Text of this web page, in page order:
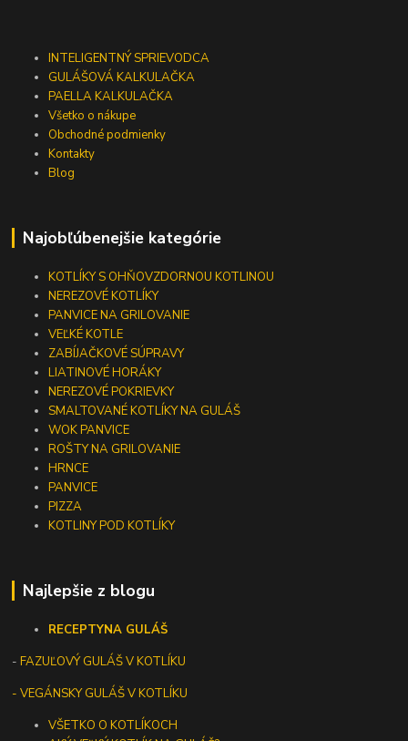
INTELIGENTNÝ SPRIEVODCA
GULÁŠOVÁ KALKULAČKA
PAELLA KALKULAČKA
Všetko o nákupe
Obchodné podmienky
Kontakty
Blog
Najobľúbenejšie kategórie
KOTLÍKY S OHŇOVZDORNOU KOTLINOU
NEREZOVÉ KOTLÍKY
PANVICE NA GRILOVANIE
VEĽKÉ KOTLE
ZABÍJAČKOVÉ SÚPRAVY
LIATINOVÉ HORÁKY
NEREZOVÉ POKRIEVKY
SMALTOVANÉ KOTLÍKY NA GULÁŠ
WOK PANVICE
ROŠTY NA GRILOVANIE
HRNCE
PANVICE
PIZZA
KOTLINY POD KOTLÍKY
Najlepšie z blogu
RECEPTYNA GULÁŠ
-FAZUĽOVÝ GULÁŠ V KOTLÍKU
- VEGÁNSKY GULÁŠ V KOTLÍKU
VŠETKO O KOTLÍKOCH